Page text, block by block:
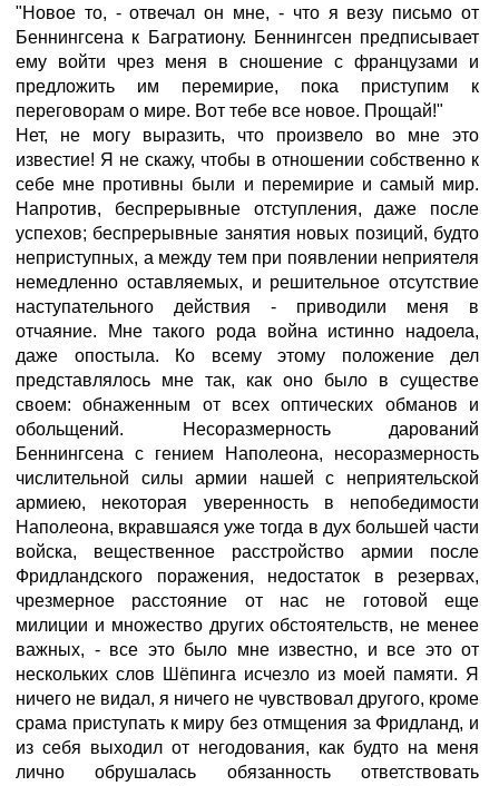
"Новое то, - отвечал он мне, - что я везу письмо от
Беннингсена к Багратиону. Беннингсен предписывает
ему войти чрез меня в сношение с французами и
предложить им перемирие, пока приступим к
переговорам о мире. Вот тебе все новое. Прощай!"
Нет, не могу выразить, что произвело во мне это
известие! Я не скажу, чтобы в отношении собственно к
себе мне противны были и перемирие и самый мир.
Напротив, беспрерывные отступления, даже после
успехов; беспрерывные занятия новых позиций, будто
неприступных, а между тем при появлении неприятеля
немедленно оставляемых, и решительное отсутствие
наступательного действия - приводили меня в
отчаяние. Мне такого рода война истинно надоела,
даже опостыла. Ко всему этому положение дел
представлялось мне так, как оно было в существе
своем: обнаженным от всех оптических обманов и
обольщений. Несоразмерность дарований
Беннингсена с гением Наполеона, несоразмерность
числительной силы армии нашей с неприятельской
армиею, некоторая уверенность в непобедимости
Наполеона, вкравшаяся уже тогда в дух большей части
войска, вещественное расстройство армии после
Фридландского поражения, недостаток в резервах,
чрезмерное расстояние от нас не готовой еще
милиции и множество других обстоятельств, не менее
важных, - все это было мне известно, и все это от
нескольких слов Шёпинга исчезло из моей памяти. Я
ничего не видал, я ничего не чувствовал другого, кроме
срама приступать к миру без отмщения за Фридланд, и
из себя выходил от негодования, как будто на меня
лично обрушалась обязанность ответствовать